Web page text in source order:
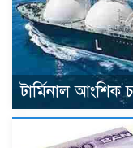
টার্মিনাল